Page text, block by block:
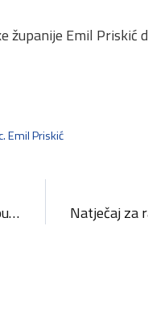
Emil Priskić
Emil Priskić
Predsjednik i članovi Predsjedništva OK PGŽ uputili su poruku obrtnicima